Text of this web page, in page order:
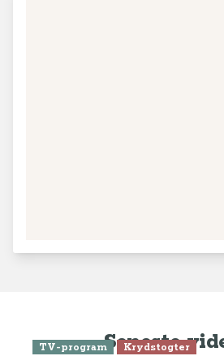
Seneste
TV-program Krydstogter